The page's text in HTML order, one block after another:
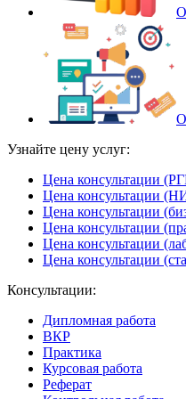
Узнайте цену услуг:
Цена консультации
Цена консультации
Цена консультации
Цена консультации
Цена консультации
Цена консультации
Консультации:
Дипломная работа
ВКР
Практика
Курсовая работа
Реферат